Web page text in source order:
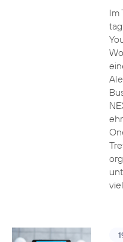
Im